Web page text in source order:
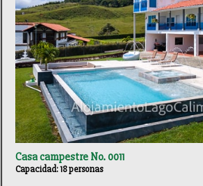
Casa campestre No. 0011
Capacidad: 18 personas